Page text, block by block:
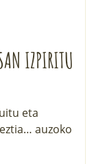
IZPIRITU
eta
auzoko